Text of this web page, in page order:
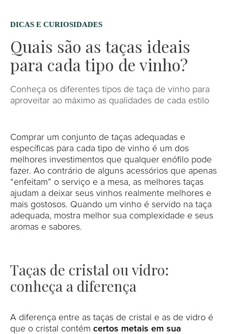
DICAS E CURIOSIDADES
Quais são as taças ideais
para cada tipo de vinho?
Conheça os diferentes tipos de taça de vinho para
aproveitar ao máximo as qualidades de cada estilo
Comprar um conjunto de taças adequadas e
específicas para cada tipo de vinho é um dos
melhores investimentos que qualquer enófilo pode
fazer. Ao contrário de alguns acessórios que apenas
“enfeitam” o serviço e a mesa, as melhores taças
ajudam a deixar seus vinhos realmente melhores e
mais gostosos. Quando um vinho é servido na taça
adequada, mostra melhor sua complexidade e seus
aromas e sabores.
Taças de cristal ou vidro:
conheça a diferença
A diferença entre as taças de cristal e as de vidro é
que o cristal contém certos metais em sua